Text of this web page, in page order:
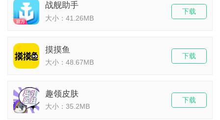
战舰助手
大小：41.26MB
下载
摸摸鱼
大小：48.67MB
下载
趣领皮肤
大小：35.2MB
下载